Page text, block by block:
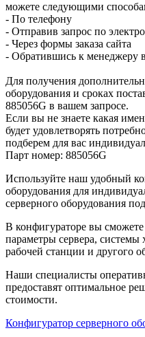
можете следующими
- По телефону
- Отправив запрос по
- Через формы заказа сайта
- Обратившись к менеджеру
Для получения
оборудования и сроках
885056G в вашем запросе.
Если вы не знаете какая
будет удовлетворять
подберем для вас
Парт номер: 885056G
Используйте наш удобный
оборудования для
серверного оборудования
В конфигураторе вы сможете
параметры сервера,
рабочей станции и другого
Наши специалисты
предоставят оптимальное
стоимости.
Конфигуратор серверного